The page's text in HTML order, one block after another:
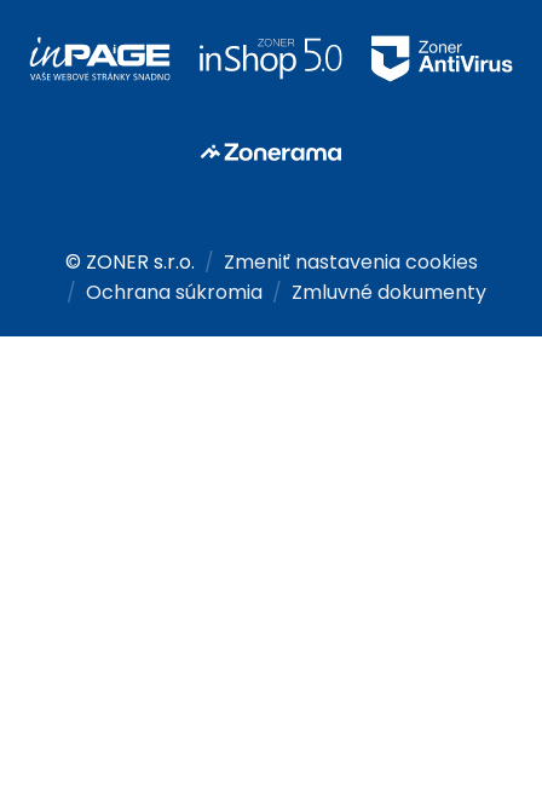
© ZONER s.r.o.
Zmeniť nastavenia cookies
Ochrana súkromia
Zmluvné dokumenty